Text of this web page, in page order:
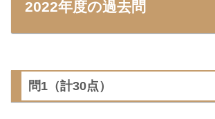
2022年度の過去問
問1（計30点）